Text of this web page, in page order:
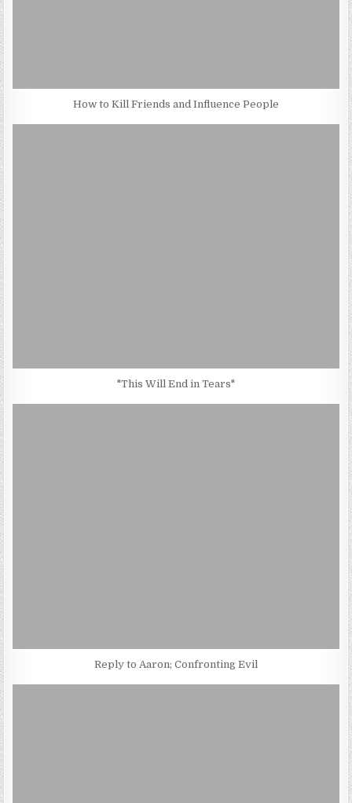
How to Kill Friends and Influence People
"This Will End in Tears"
Reply to Aaron; Confronting Evil